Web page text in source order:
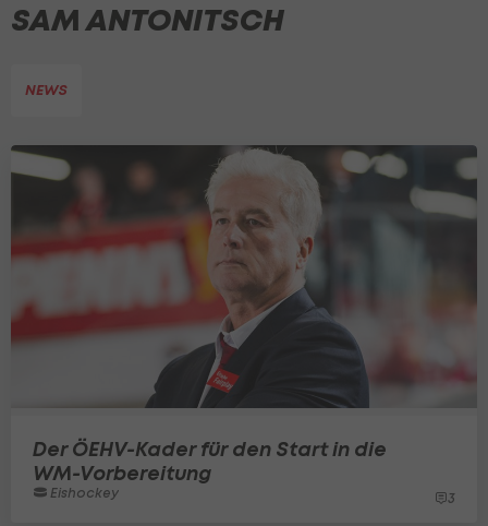
SAM ANTONITSCH
NEWS
Der ÖEHV-Kader für den Start in die
WM-Vorbereitung
Eishockey 3